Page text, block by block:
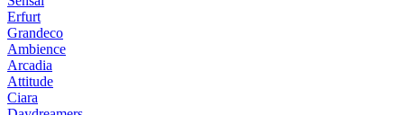
Erfurt
Grandeco
Ambience
Arcadia
Attitude
Ciara